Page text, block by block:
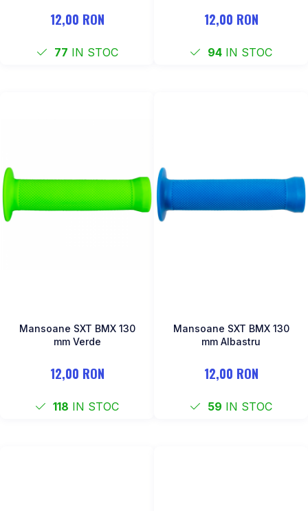
12,00 RON
77 IN STOC
12,00 RON
94 IN STOC
Mansoane SXT BMX 130
mm Verde
12,00 RON
118 IN STOC
Mansoane SXT BMX 130
mm Albastru
12,00 RON
59 IN STOC